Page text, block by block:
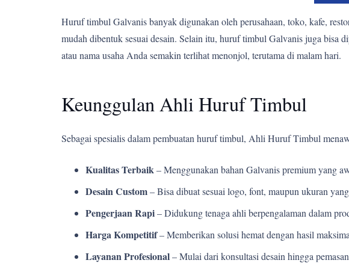
Huruf timbul Galvanis banyak digunakan oleh perusahaan, toko, kafe,
mudah dibentuk sesuai desain. Selain itu, huruf timbul Galvanis juga bisa
atau nama usaha Anda semakin terlihat menonjol, terutama di malam hari.
Keunggulan Ahli Huruf Timbul
Sebagai spesialis dalam pembuatan huruf timbul, Ahli Huruf Timbul
Kualitas Terbaik– Menggunakan bahan Galvanis premium yang
Desain Custom– Bisa dibuat sesuai logo, font, maupun ukuran
Pengerjaan Rapi– Didukung tenaga ahli berpengalaman dalam
Harga Kompetitif– Memberikan solusi hemat dengan hasil
Layanan Profesional– Mulai dari konsultasi desain hingga